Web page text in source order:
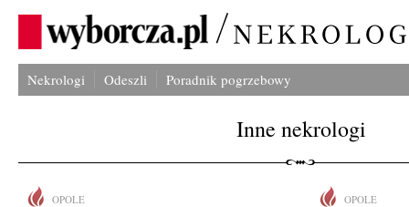
Nekrologi Odeszli Poradnik pogrzebowy
Inne nekrologi
OPOLE OPOLE